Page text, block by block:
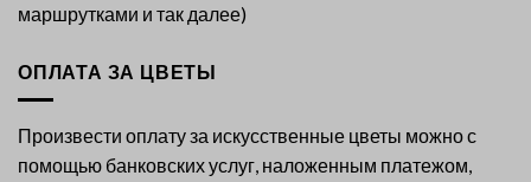
маршрутками и так далее)
ОПЛАТА ЗА ЦВЕТЫ
Произвести оплату за искусственные цветы можно с
помощью банковских услуг, наложенным платежом,